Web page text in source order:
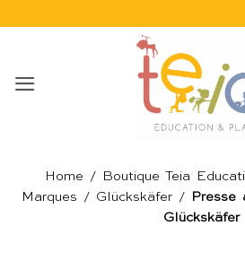
Home / Boutique Teia
Marques / Glückskäfer /
Presse
Glückskäfer